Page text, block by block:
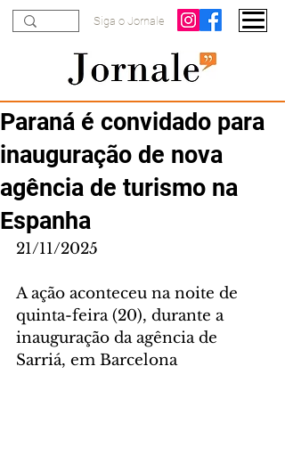
Siga o Jornale
Paraná é convidado para
inauguração de nova
agência de turismo na
Espanha
21/11/2025
A ação aconteceu na noite de
quinta-feira (20), durante a
inauguração da agência de
Sarriá, em Barcelona